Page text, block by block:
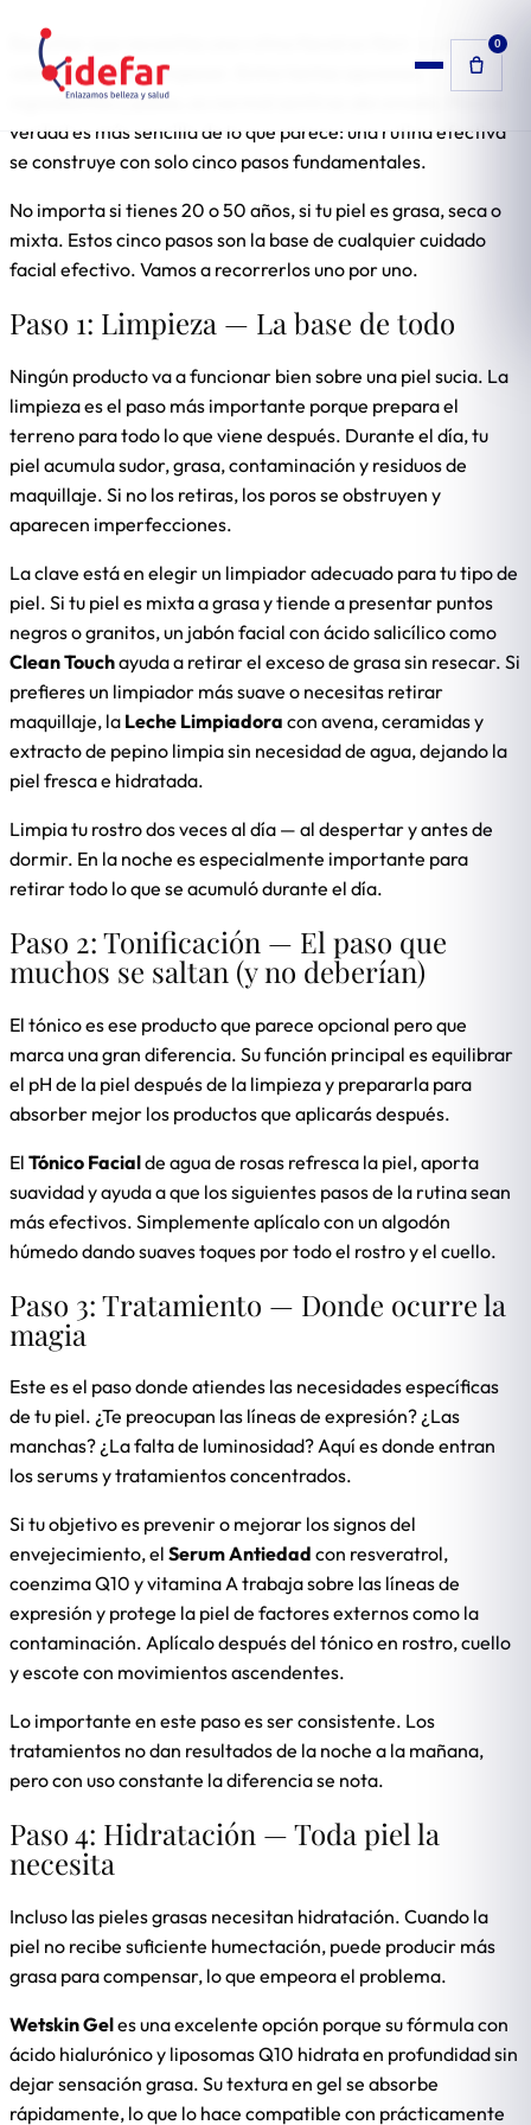
Saltar
contenido
0
Escuchar que necesitas una rutina facial es fácil. Lo difícil es
saber por dónde empezar. Entre tantas opciones,
ingredientes y pasos, es normal sentirse abrumada. Pero la
verdad es más sencilla de lo que parece: una rutina efectiva
se construye con solo cinco pasos fundamentales.
No importa si tienes 20 o 50 años, si tu piel es grasa, seca o
mixta. Estos cinco pasos son la base de cualquier cuidado
facial efectivo. Vamos a recorrerlos uno por uno.
Paso 1: Limpieza — La base de todo
Ningún producto va a funcionar bien sobre una piel sucia. La
limpieza es el paso más importante porque prepara el
terreno para todo lo que viene después. Durante el día, tu
piel acumula sudor, grasa, contaminación y residuos de
maquillaje. Si no los retiras, los poros se obstruyen y
aparecen imperfecciones.
La clave está en elegir un limpiador adecuado para tu tipo de
piel. Si tu piel es mixta a grasa y tiende a presentar puntos
negros o granitos, un jabón facial con ácido salicílico como
Clean Touchayuda a retirar el exceso de grasa sin resecar. Si
prefieres un limpiador más suave o necesitas retirar
maquillaje, la Leche Limpiadora con avena, ceramidas y
extracto de pepino limpia sin necesidad de agua, dejando la
piel fresca e hidratada.
Limpia tu rostro dos veces al día — al despertar y antes de
dormir. En la noche es especialmente importante para
retirar todo lo que se acumuló durante el día.
Paso 2: Tonificación — El paso que
muchos se saltan (y no deberían)
El tónico es ese producto que parece opcional pero que
marca una gran diferencia. Su función principal es equilibrar
el pH de la piel después de la limpieza y prepararla para
absorber mejor los productos que aplicarás después.
El Tónico Facialde agua de rosas refresca la piel, aporta
suavidad y ayuda a que los siguientes pasos de la rutina sean
más efectivos. Simplemente aplícalo con un algodón
húmedo dando suaves toques por todo el rostro y el cuello.
Paso 3: Tratamiento — Donde ocurre la
magia
Este es el paso donde atiendes las necesidades específicas
de tu piel. ¿Te preocupan las líneas de expresión? ¿Las
manchas? ¿La falta de luminosidad? Aquí es donde entran
los serums y tratamientos concentrados.
Si tu objetivo es prevenir o mejorar los signos del
envejecimiento, el Serum Antiedad con resveratrol,
coenzima Q10 y vitamina A trabaja sobre las líneas de
expresión y protege la piel de factores externos como la
contaminación. Aplícalo después del tónico en rostro, cuello
y escote con movimientos ascendentes.
Lo importante en este paso es ser consistente. Los
tratamientos no dan resultados de la noche a la mañana,
pero con uso constante la diferencia se nota.
Paso 4: Hidratación — Toda piel la
necesita
Incluso las pieles grasas necesitan hidratación. Cuando la
piel no recibe suficiente humectación, puede producir más
grasa para compensar, lo que empeora el problema.
Wetskin Geles una excelente opción porque su fórmula con
ácido hialurónico y liposomas Q10 hidrata en profundidad sin
dejar sensación grasa. Su textura en gel se absorbe
rápidamente, lo que lo hace compatible con prácticamente